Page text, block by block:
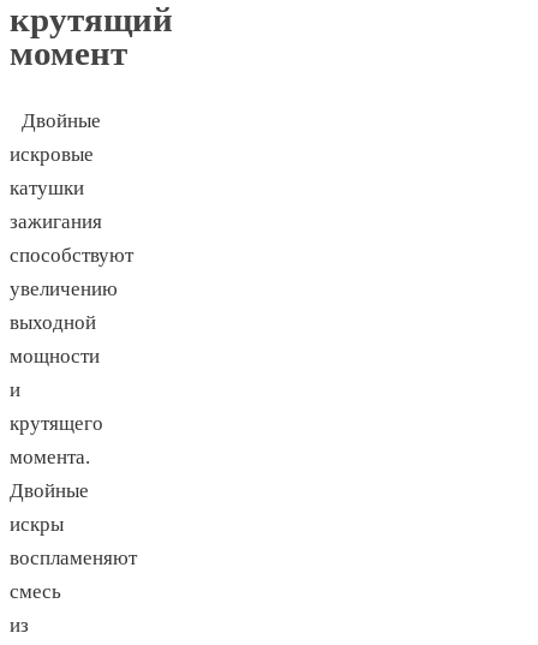
крутящий
момент
Двойные
искровые
катушки
зажигания
способствуют
увеличению
выходной
мощности
и
крутящего
момента.
Двойные
искры
воспламеняют
смесь
из